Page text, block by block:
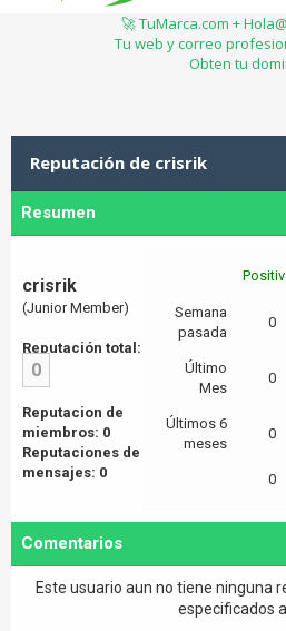
🚀 TuMarca.com +
Tu web y correo
Obten tu
Reputación de crisrik
Resumen
crisrik
(Junior Member)
Reputación total:
0
Reputacion de
miembros: 0
Reputaciones de
mensajes: 0
Semana
pasada
0
Último
Mes
0
Últimos 6
meses
0
0
Comentarios
Este usuario aun no tiene ninguna
especificados